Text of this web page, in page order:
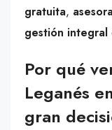
gratuita,
gestión integral
Por qué
Leganés
gran